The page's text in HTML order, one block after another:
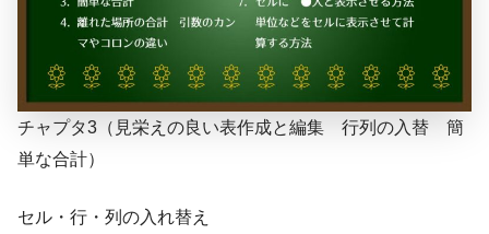
チャプタ3（見栄えの良い表作成と編集 行列の入替 簡
単な合計）
セル・行・列の入れ替え